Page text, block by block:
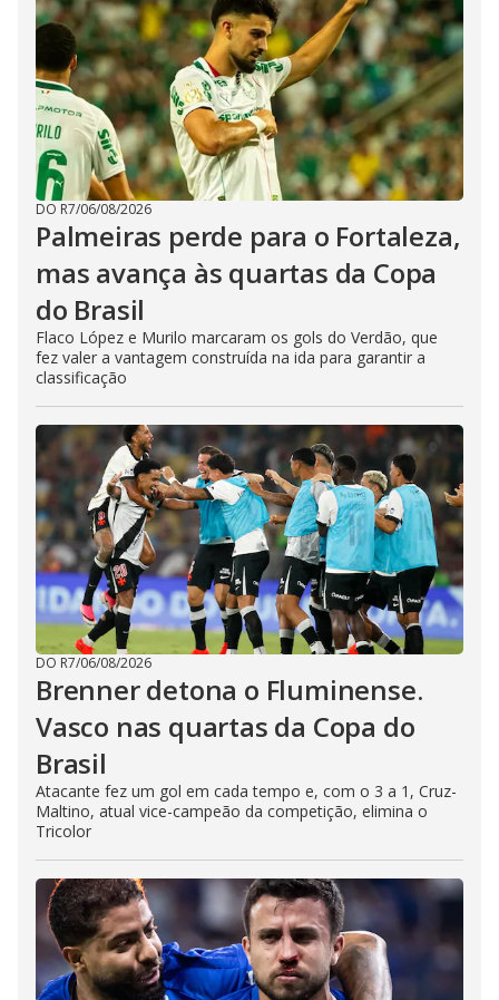
DO R7/06/08/2026
Palmeiras perde para o Fortaleza,
mas avança às quartas da Copa
do Brasil
Flaco López e Murilo marcaram os gols do Verdão, que
fez valer a vantagem construída na ida para garantir a
classificação
DO R7/06/08/2026
Brenner detona o Fluminense.
Vasco nas quartas da Copa do
Brasil
Atacante fez um gol em cada tempo e, com o 3 a 1, Cruz-
Maltino, atual vice-campeão da competição, elimina o
Tricolor